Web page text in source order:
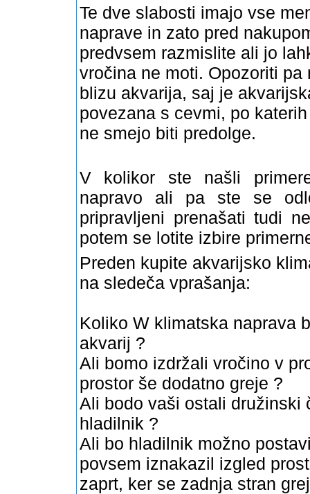
Te dve slabosti imajo vse
naprave in zato pred
predvsem razmislite ali jo
vročina ne moti. Opozoriti
blizu akvarija, saj je
povezana s cevmi, po
ne smejo biti predolge.
V kolikor ste našli
napravo ali pa ste se
pripravljeni prenašati tudi
potem se lotite izbire
Preden kupite akvarijsko
na sledeča vprašanja:
Koliko W klimatska naprava
akvarij ?
Ali bomo izdržali vročino v
prostor še dodatno greje ?
Ali bodo vaši ostali družinski
hladilnik ?
Ali bo hladilnik možno
povsem iznakazil izgled
zaprt, ker se zadnja stran